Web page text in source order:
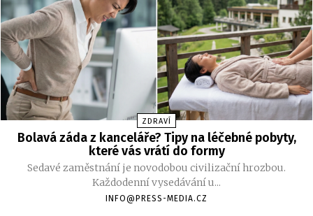
ZDRAVÍ
Bolavá záda z kanceláře? Tipy na léčebné pobyty,
které vás vrátí do formy
Sedavé zaměstnání je novodobou civilizační hrozbou.
Každodenní vysedávání u...
INFO@PRESS-MEDIA.CZ